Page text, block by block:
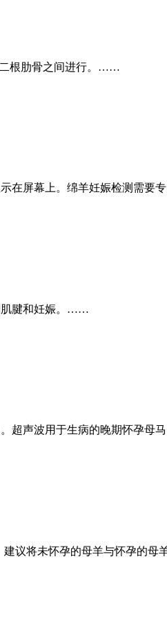
二根肋骨之间进行。……
在屏幕上。绵羊妊娠检测需
肌腱和妊娠。……
超声波用于生病的晚期怀孕
议将未怀孕的母羊与怀孕的